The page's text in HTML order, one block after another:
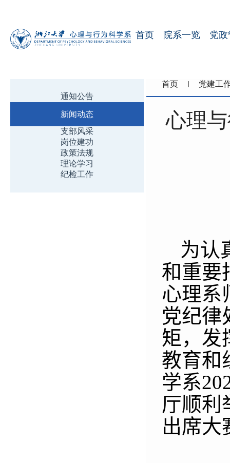
首页 院系一览 党
通知公告
新闻动态
支部风采
岗位建功
政策法规
理论学习
纪检工作
首页 党建工
心理
为认
和重要
心理系
党纪律
矩，发
教育和
学系
厅顺利
出席大